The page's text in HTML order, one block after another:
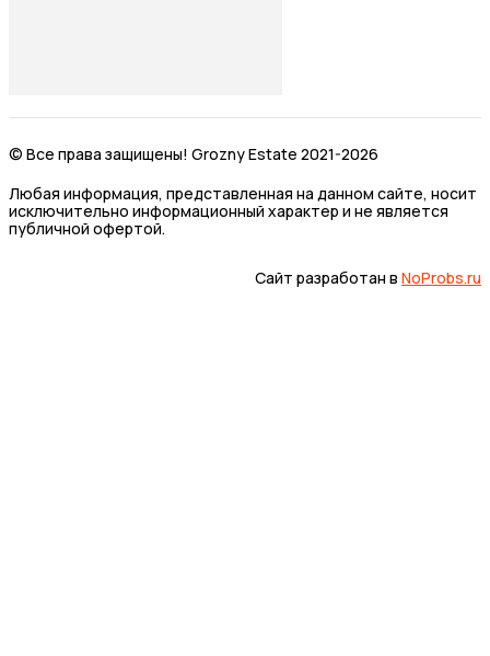
© Все права защищены! Grozny Estate 2021-2026
Любая информация, представленная на данном сайте, носит
исключительно информационный характер и не является
публичной офертой.
Сайт разработан в NoProbs.ru